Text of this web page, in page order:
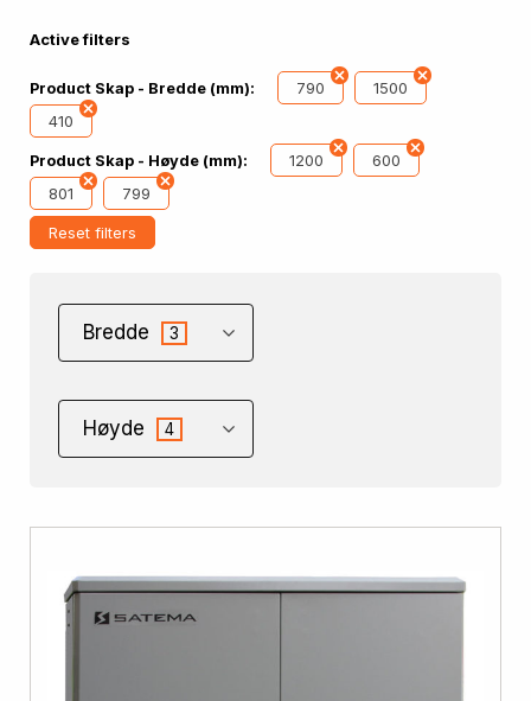
Active filters
Product Skap - Bredde (mm): 790
1500
410
Product Skap - Høyde (mm): 1200
600
801
799
Reset filters
Bredde 3
Høyde 4